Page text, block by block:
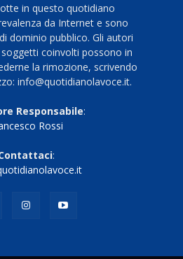
in questo quotidiano
da Internet e sono
dominio pubblico. Gli autori
coinvolti possono in
la rimozione, scrivendo
info@quotidianolavoce.it.
Responsabile:
Rossi
: